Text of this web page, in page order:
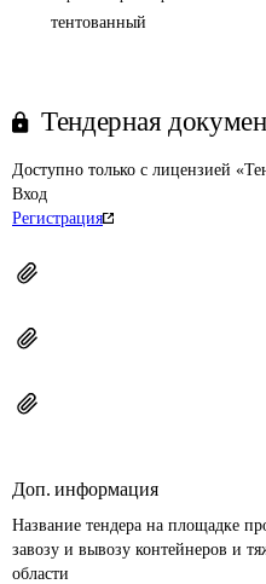
тентованный
Тендерная
Доступно только с лицензией
Вход
Регистрация
Доп. информация
Название тендера на площадке
завозу и вывозу контейнеров и
области